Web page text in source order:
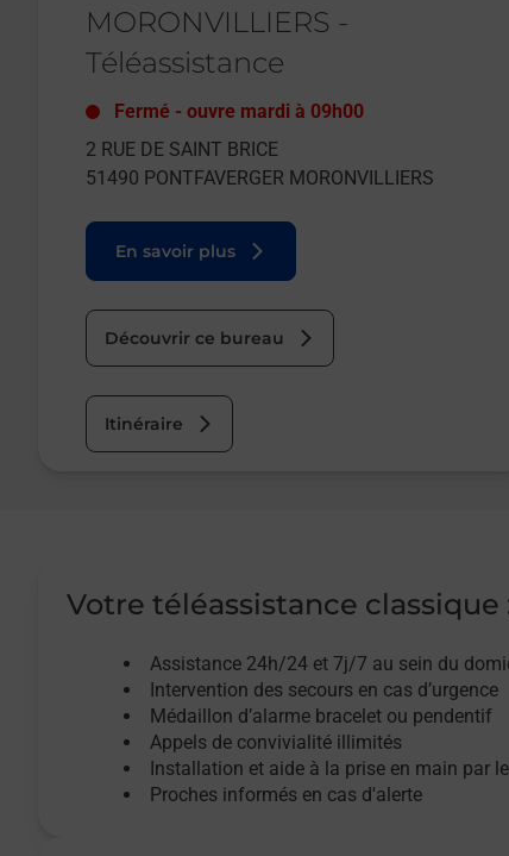
MORONVILLIERS -
Téléassistance
Fermé - ouvre mardi à 09h00
2 RUE DE SAINT BRICE
51490 PONTFAVERGER MORONVILLIERS
En savoir plus
Découvrir ce bureau
Itinéraire
Votre téléassistance classique
Assistance 24h/24 et 7j/7 au sein du
Intervention des secours en cas d’urgence
Médaillon d’alarme bracelet ou pendentif
Appels de convivialité illimités
Installation et aide à la prise en main par
Proches informés en cas d'alerte